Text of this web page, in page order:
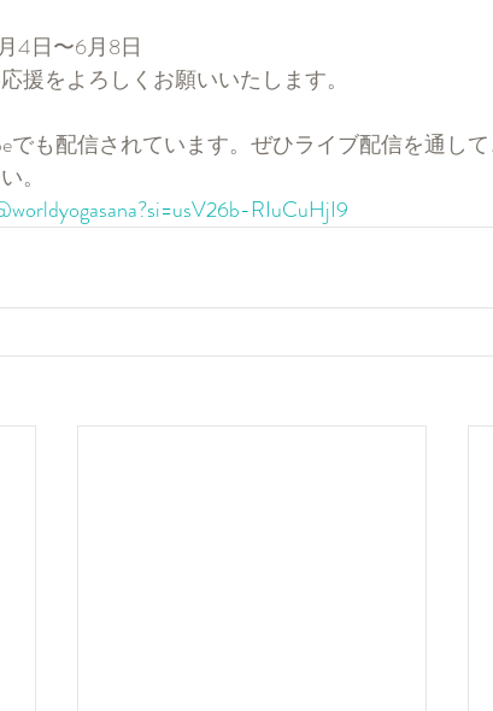
4日〜6月8日
援をよろしくお願いいたします。
でも配信されています。ぜひライブ配信を通し
。
RIuCuHjI9